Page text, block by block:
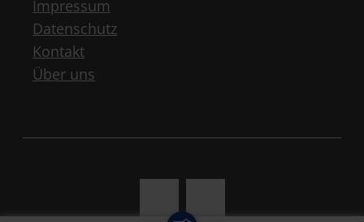
Impressum
Datenschutz
Kontakt
Über uns